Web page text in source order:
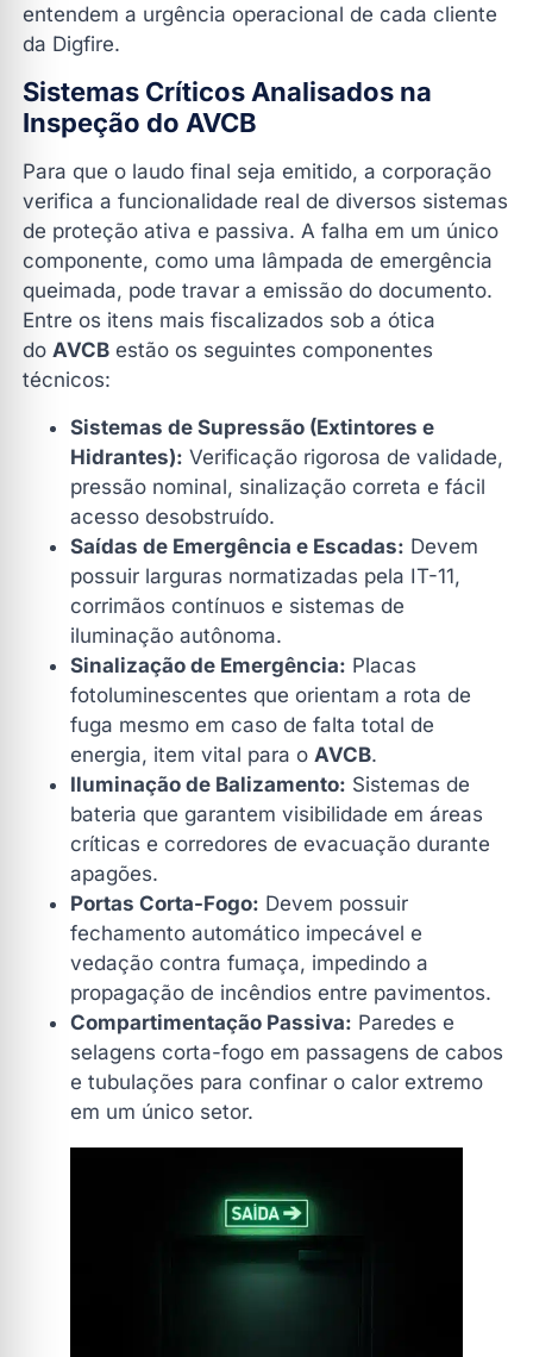
entendem a urgência operacional de cada cliente
da Digfire.
Sistemas Críticos Analisados na
Inspeção do AVCB
Para que o laudo final seja emitido, a corporação
verifica a funcionalidade real de diversos sistemas
de proteção ativa e passiva. A falha em um único
componente, como uma lâmpada de emergência
queimada, pode travar a emissão do documento.
Entre os itens mais fiscalizados sob a ótica
do AVCB estão os seguintes componentes
técnicos:
Sistemas de Supressão (Extintores e
Hidrantes): Verificação rigorosa de validade,
pressão nominal, sinalização correta e fácil
acesso desobstruído.
Saídas de Emergência e Escadas: Devem
possuir larguras normatizadas pela IT-11,
corrimãos contínuos e sistemas de
iluminação autônoma.
Sinalização de Emergência: Placas
fotoluminescentes que orientam a rota de
fuga mesmo em caso de falta total de
energia, item vital para o AVCB.
Iluminação de Balizamento: Sistemas de
bateria que garantem visibilidade em áreas
críticas e corredores de evacuação durante
apagões.
Portas Corta-Fogo: Devem possuir
fechamento automático impecável e
vedação contra fumaça, impedindo a
propagação de incêndios entre pavimentos.
Compartimentação Passiva: Paredes e
selagens corta-fogo em passagens de cabos
e tubulações para confinar o calor extremo
em um único setor.